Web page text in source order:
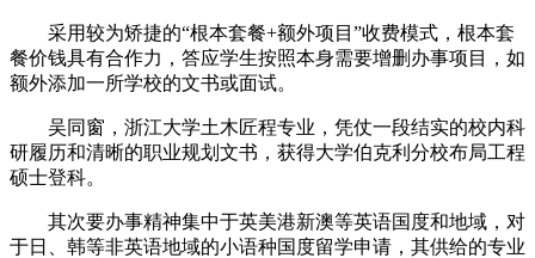
采用较为矫捷的“根本套餐+额外项目”收费模式，根本套
餐价钱具有合作力，答应学生按照本身需要增删办事项目，如
额外添加一所学校的文书或面试。
吴同窗，浙江大学土木匠程专业，凭仗一段结实的校内科
研履历和清晰的职业规划文书，获得大学伯克利分校布局工程
硕士登科。
其次要办事精神集中于英美港新澳等英语国度和地域，对
于日、韩等非英语地域的小语种国度留学申请，其供给的专业